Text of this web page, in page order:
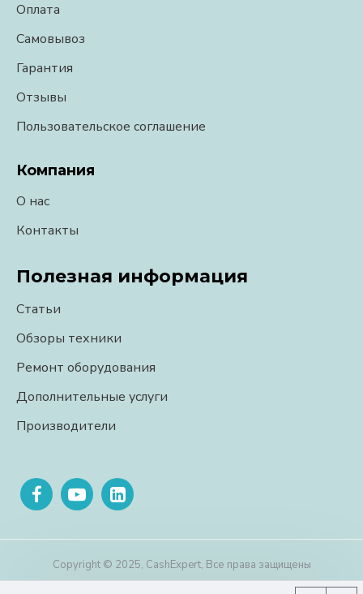
Оплата
Самовывоз
Гарантия
Отзывы
Пользовательское соглашение
Компания
О нас
Контакты
Полезная информация
Статьи
Обзоры техники
Ремонт оборудования
Дополнительные услуги
Производители
Copyright © 2025, CashExpert, Все права защищены